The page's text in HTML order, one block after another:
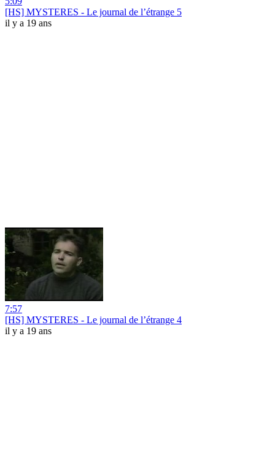
[HS] MYSTERES - Le journal de l’étrange 5
il y a 19 ans
7:57
[HS] MYSTERES - Le journal de l’étrange 4
il y a 19 ans